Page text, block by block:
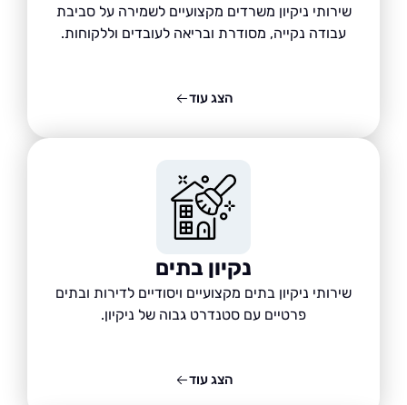
שירותי ניקיון משרדים מקצועיים לשמירה על סביבת
עבודה נקייה, מסודרת ובריאה לעובדים וללקוחות.
נקיון בתים
שירותי ניקיון בתים מקצועיים ויסודיים לדירות ובתים
פרטיים עם סטנדרט גבוה של ניקיון.